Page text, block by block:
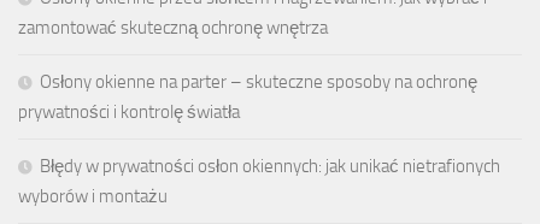
zamontować skuteczną ochronę wnętrza
Osłony okienne na parter – skuteczne sposoby na ochronę
prywatności i kontrolę światła
Błędy w prywatności osłon okiennych: jak unikać nietrafionych
wyborów i montażu